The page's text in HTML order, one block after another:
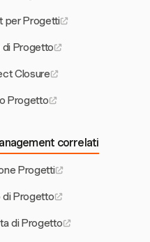
per Progetti
di Progetto
Closure
Progetto
correlati
Progetti
di Progetto
di Progetto